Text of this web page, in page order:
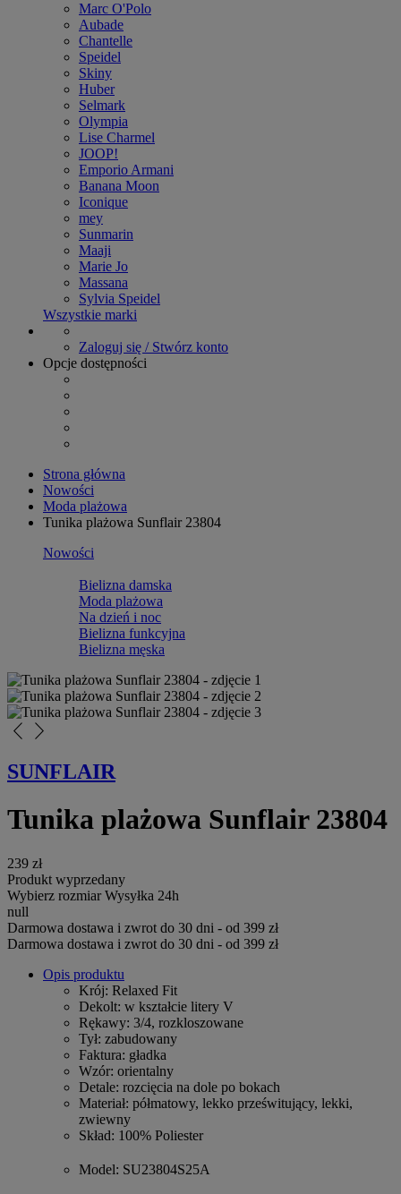
Marc O'Polo
Aubade
Chantelle
Speidel
Skiny
Huber
Selmark
Olympia
Lise Charmel
JOOP!
Emporio Armani
Banana Moon
Iconique
mey
Sunmarin
Maaji
Marie Jo
Massana
Sylvia Speidel
Wszystkie marki
Zaloguj się / Stwórz konto
Opcje dostępności
Strona główna
Nowości
Moda plażowa
Tunika plażowa Sunflair 23804
Nowości
Bielizna damska
Moda plażowa
Na dzień i noc
Bielizna funkcyjna
Bielizna męska
arrow_back_ios_new arrow_forward_ios
SUNFLAIR
Tunika plażowa Sunflair 23804
239 zł
Produkt wyprzedany
Wybierz rozmiar Wysyłka 24h
null
Darmowa dostawa i zwrot do 30 dni - od 399 zł
Darmowa dostawa i zwrot do 30 dni - od 399 zł
Opis produktu
Krój: Relaxed Fit
Dekolt: w kształcie litery V
Rękawy: 3/4, rozkloszowane
Tył: zabudowany
Faktura: gładka
Wzór: orientalny
Detale: rozcięcia na dole po bokach
Materiał: półmatowy, lekko prześwitujący, lekki,
zwiewny
Skład: 100% Poliester
Model: SU23804S25A